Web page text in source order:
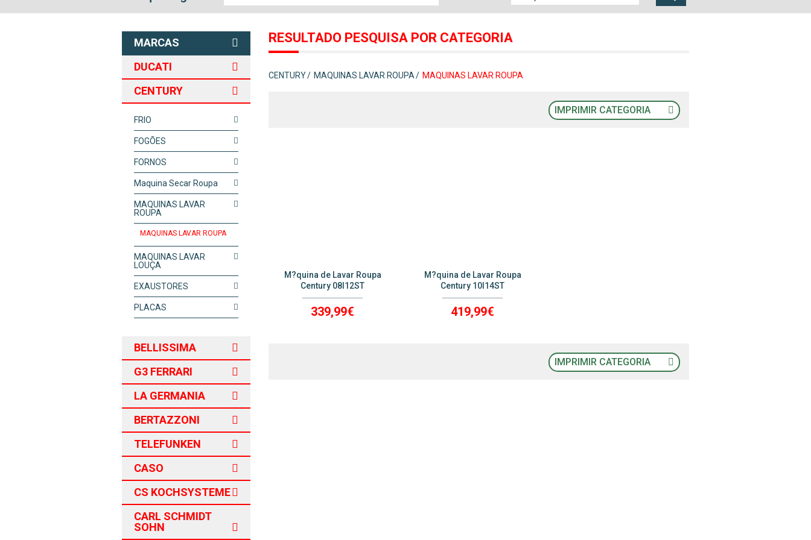
MARCAS
DUCATI
CENTURY
FRIO
FOGÕES
FORNOS
Maquina Secar Roupa
MAQUINAS LAVAR
ROUPA
MAQUINAS LAVAR ROUPA
MAQUINAS LAVAR
LOUÇA
EXAUSTORES
PLACAS
BELLISSIMA
G3 FERRARI
LA GERMANIA
BERTAZZONI
TELEFUNKEN
CASO
CS KOCHSYSTEME
CARL SCHMIDT
SOHN
RESULTADO PESQUISA POR CATEGORIA
CENTURY MAQUINAS LAVAR ROUPA MAQUINAS LAVAR ROUPA
IMPRIMIR CATEGORIA
M?quina de Lavar Roupa
Century 08I12ST
339,99€
M?quina de Lavar Roupa
Century 10I14ST
419,99€
IMPRIMIR CATEGORIA